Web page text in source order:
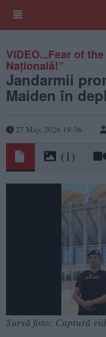
VIDEO.„Fear of
Națională!”
Jandarmii
Maiden în
27 May, 2026 19:36
(1)
Sursă foto: Captură